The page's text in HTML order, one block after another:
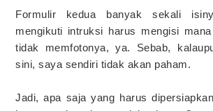
Formulir kedua banyak sekali
mengikuti intruksi harus mengisi
tidak memfotonya, ya. Sebab,
sini, saya sendiri tidak akan paham.
Jadi, apa saja yang harus